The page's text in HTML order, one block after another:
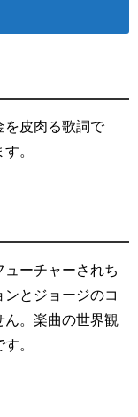
を皮肉る歌詞で
。
ーチャーされち
とジョージのコ
。楽曲の世界観
。